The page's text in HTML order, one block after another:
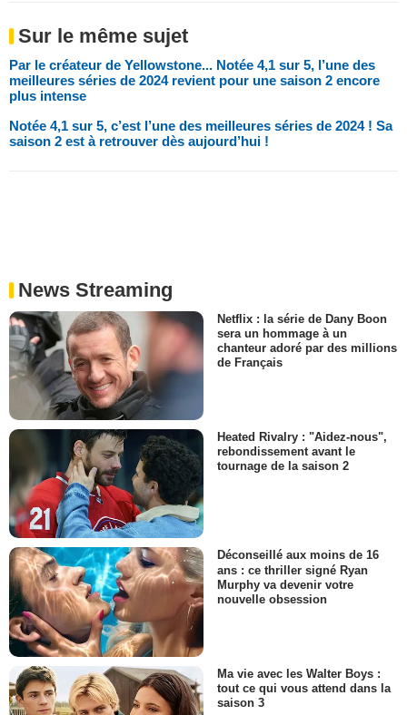
Sur le même sujet
Par le créateur de Yellowstone... Notée 4,1 sur 5, l’une des
meilleures séries de 2024 revient pour une saison 2 encore
plus intense
Notée 4,1 sur 5, c’est l’une des meilleures séries de 2024 ! Sa
saison 2 est à retrouver dès aujourd’hui !
News Streaming
Netflix : la série de Dany Boon
sera un hommage à un
chanteur adoré par des millions
de Français
Heated Rivalry : "Aidez-nous",
rebondissement avant le
tournage de la saison 2
Déconseillé aux moins de 16
ans : ce thriller signé Ryan
Murphy va devenir votre
nouvelle obsession
Ma vie avec les Walter Boys :
tout ce qui vous attend dans la
saison 3